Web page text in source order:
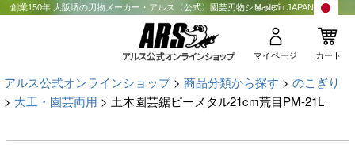
創業150年 大阪堺の刃物メーカー・アルス〈公式〉園芸刃物ショップMade in JAPAN
マイページ カート
アルス公式オンラインショップ 商品分類から探す
のこぎり
大工・園芸両用
土木園芸鋸ピーメタル21cm荒目PM-21L